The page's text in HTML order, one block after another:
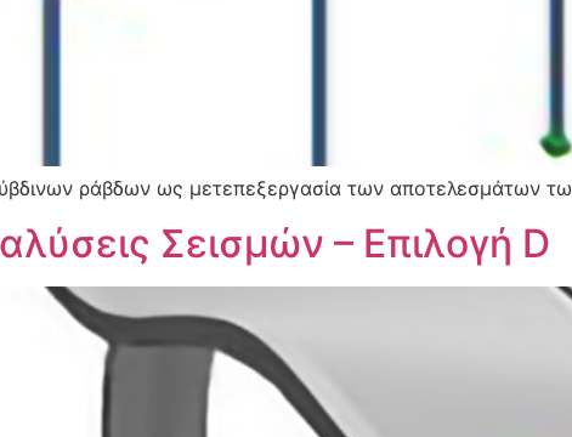
ράβδων ως μετεπεξεργασία των αποτελεσμάτων
Σεισμών – Επιλογή D